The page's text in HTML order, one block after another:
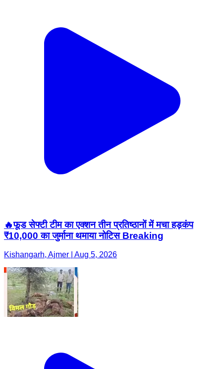
🔥फूड सेफ्टी टीम का एक्शन तीन प्रतिष्ठानों में मचा हड़कंप
₹10,000 का जुर्माना थमाया नोटिस Breaking
Kishangarh, Ajmer | Aug 5, 2026